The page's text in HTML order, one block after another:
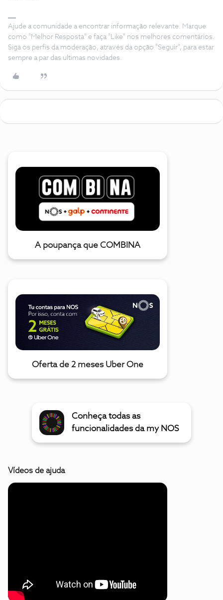
Ajude a comunidade a encontrar informação relevante. Marque
como "Melhor Resposta" e faça "Like" nos melhores comentários.
Siga os perfis da moderação, através da opção "Seguir", para estar
sempre a par das ultimas novidades.
A poupança que COMBINA
Oferta de 2 meses Uber One
Conheça todas as
funcionalidades da my NOS
Vídeos de ajuda